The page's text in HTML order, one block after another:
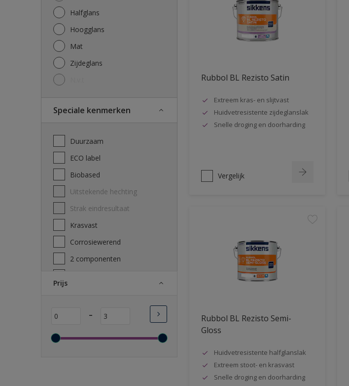
Halfglans
Hoogglans
Mat
Zijdeglans
Speciale kenmerken
Duurzaam
ECO label
Biobased
Uitstekende hechting
Strak eindresultaat
Krasvast
Corrosiewerend
2 componenten
Wasbaar
Sneldrogend
Prijs
-
Rubbol BL Rezisto Satin
Extreem kras- en slijtvast
Huidvetresistente zijdeglanslak
Snelle droging en doorharding
Vergelijk
Rubbol BL Rezisto Semi-
Gloss
Huidvetresistente halfglanslak
Extreem stoot- en krasvast
Snelle droging en doorharding